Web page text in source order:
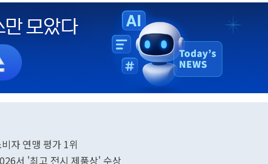
자 연맹 평가 1위
서 '최고 전시 제품상' 수상